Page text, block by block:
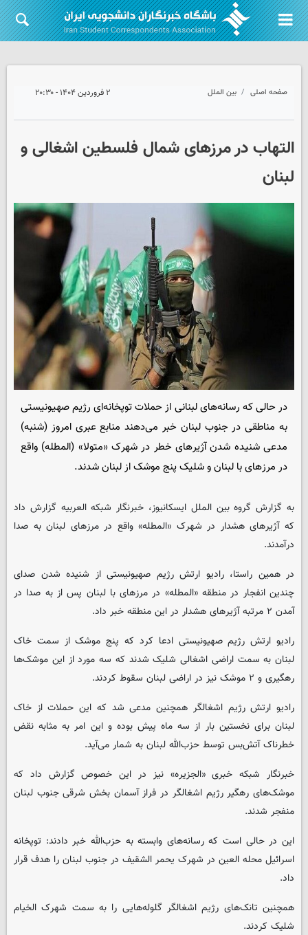
صفحه اصلی بین الملل ۲ فروردین ۱۴۰۴ - ۲۰:۳۰
التهاب در مرزهای شمال فلسطین اشغالی و
لبنان
در حالی که رسانه‌های لبنانی از حملات توپخانه‌ای رژیم صهیونیستی
به مناطقی در جنوب لبنان خبر می‌دهند منابع عبری امروز (شنبه)
مدعی شنیده شدن آژیرهای خطر در شهرک «متولا» (المطله) واقع
در مرزهای با لبنان و شلیک پنج موشک از لبنان شدند.
به گزارش گروه بین الملل ایسکانیوز، خبرنگار شبکه العربیه گزارش داد
که آژیرهای هشدار در شهرک «المطله» واقع در مرزهای لبنان به صدا
درآمدند.
در همین راستا، رادیو ارتش رژیم صهیونیستی از شنیده شدن صدای
چندین انفجار در منطقه «المطله» در مرزهای با لبنان پس از به صدا در
آمدن ۲ مرتبه آژیرهای هشدار در این منطقه خبر داد.
رادیو ارتش رژیم صهیونیستی ادعا کرد که پنج موشک از سمت خاک
لبنان به سمت اراضی اشغالی شلیک شدند که سه مورد از این موشک‌ها
رهگیری و ۲ موشک نیز در اراضی لبنان سقوط کردند.
رادیو ارتش رژیم اشغالگر همچنین مدعی شد که این حملات از خاک
لبنان برای نخستین بار از سه ماه پیش بوده و این امر به مثابه نقض
خطرناک آتش‌بس توسط حزب‌الله لبنان به شمار می‌آید.
خبرنگار شبکه خبری «الجزیره» نیز در این خصوص گزارش داد که
موشک‌های رهگیر رژیم اشغالگر در فراز آسمان بخش شرقی جنوب لبنان
منفجر شدند.
این در حالی است که رسانه‌های وابسته به حزب‌الله خبر دادند: توپخانه
اسرائیل محله العین در شهرک یحمر الشقیف در جنوب لبنان را هدف قرار
داد.
همچنین تانک‌های رژیم اشغالگر گلوله‌هایی را به سمت شهرک الخیام
شلیک کردند.